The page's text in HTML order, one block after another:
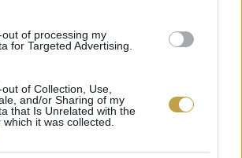
of processing my
for Targeted Advertising.
of Collection, Use,
and/or Sharing of my
that Is Unrelated with the
it was collected.